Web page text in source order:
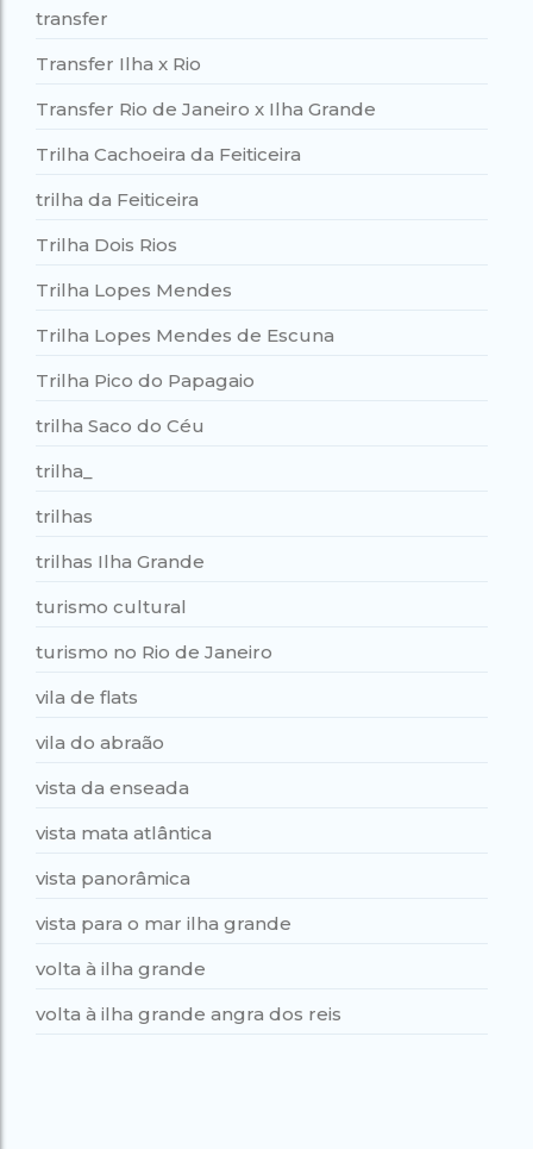
transfer
Transfer Ilha x Rio
Transfer Rio de Janeiro x Ilha Grande
Trilha Cachoeira da Feiticeira
trilha da Feiticeira
Trilha Dois Rios
Trilha Lopes Mendes
Trilha Lopes Mendes de Escuna
Trilha Pico do Papagaio
trilha Saco do Céu
trilha_
trilhas
trilhas Ilha Grande
turismo cultural
turismo no Rio de Janeiro
vila de flats
vila do abraão
vista da enseada
vista mata atlântica
vista panorâmica
vista para o mar ilha grande
volta à ilha grande
volta à ilha grande angra dos reis